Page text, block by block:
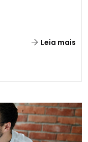
Leia mais